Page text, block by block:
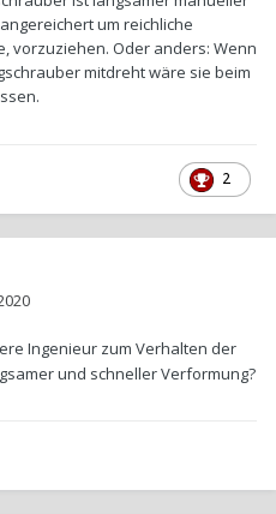
um reichliche
vorzuziehen. Oder anders: Wenn
mitdreht wäre sie beim
2
Ingenieur zum Verhalten der
und schneller Verformung?